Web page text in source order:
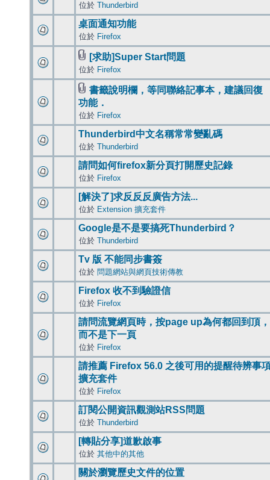
位於 Thunderbird
桌面通知功能
位於 Firefox
[求助]Super Start問題
位於 Firefox
書籤說明欄，等同聯絡記事本，建議回復
功能．
位於 Firefox
Thunderbird中文名稱常常變亂碼
位於 Thunderbird
請問如何firefox新分頁打開歷史記錄
位於 Firefox
[解決了]求反反反廣告方法...
位於 Extension 擴充套件
Google是不是要搞死Thunderbird？
位於 Thunderbird
Tv 版 不能同步書簽
位於 問題網站與網頁技術傳教
Firefox 收不到驗證信
位於 Firefox
請問流覽網頁時，按page up為何都回到頂，
而不是下一頁
位於 Firefox
請推薦 Firefox 56.0 之後可用的提醒待辨事
擴充套件
位於 Firefox
訂閱公開資訊觀測站RSS問題
位於 Thunderbird
[轉貼分享]道歉啟事
位於 其他中的其他
關於瀏覽歷史文件的位置